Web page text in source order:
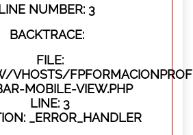
NUMBER: 3
BACKTRACE:
FILE:
MOBILE-VIEW.PHP
LINE: 3
_ERROR_HANDLER